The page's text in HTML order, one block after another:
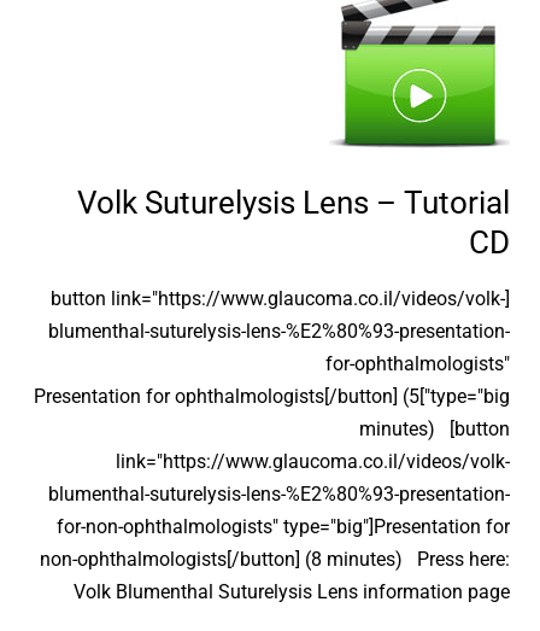
Volk Suturelysis Lens – Tutorial
CD
[button link="https://www.glaucoma.co.il/videos/volk-
blumenthal-suturelysis-lens-%E2%80%93-presentation-
for-ophthalmologists"
type="big"]Presentation for ophthalmologists[/button] (5
minutes) [button
link="https://www.glaucoma.co.il/videos/volk-
blumenthal-suturelysis-lens-%E2%80%93-presentation-
for-non-ophthalmologists" type="big"]Presentation for
non-ophthalmologists[/button] (8 minutes) Press here:
Volk Blumenthal Suturelysis Lens information page
Lens
Tutorial
CD